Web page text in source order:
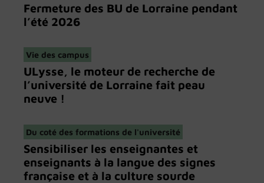
Fermeture des BU de Lorraine pendant
l’été 2026
Vie des campus
ULysse, le moteur de recherche de
l’université de Lorraine fait peau
neuve !
Du coté des formations de l'université
Sensibiliser les enseignantes et
enseignants à la langue des signes
française et à la culture sourde